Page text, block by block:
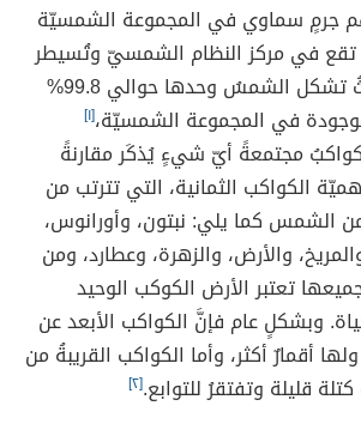
جرمٍ سماوي في المجموعة الشمسيّة
تقع في مركز النظام الشمسيّ وتُسيطر
عليه بجاذبيّتها، حيثُ تشكل الشمسُ وحدها حوالي 99.8%
في المجموعة الشمسيّة،[١]
مجتمعةً أيّ شيءٍ يُذكَر مقارنةً
الكواكب الثمانية، التي تترتب من
من الشمس كما يلي: نبتون، وأورانوس،
والأرض، والزهرة، وعطارد، ومن
تعتبر الأرض الكوكب الوحيد
وبشكلٍ عام فإنَّ الكواكب الأبعد عن
أقمارٌ أكثر، وأما الكواكب القريبةُ من
قليلة وتفتقرُ للتوابع.[٢]